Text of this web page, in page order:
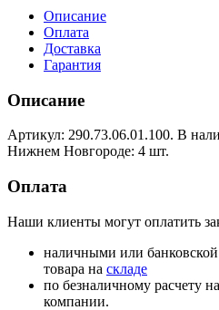
Описание
Оплата
Доставка
Гарантия
Описание
Артикул: 290.73.06.01.100. В
Нижнем Новгороде: 4 шт.
Оплата
Наши клиенты могут оплатить
наличными или
товара на складе
по безналичному расчету
компании.